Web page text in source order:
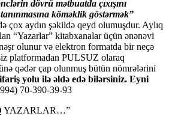
dövrü mәtbuatda çıxışını
kömәklik göstәrmәk”
çox aydın şəkildə qeyd olumuşdur. Aylıq
“Yazarlar” kitabxanalar üçün ənənəvi
olunur və elektron formatda bir neçə
platformadan PULSUZ olaraq
qədər çap olunmuş bütün nömrələrini
yolu ilə əldə edə bilərsiniz. Eyni
70-390-39-93
YAZARLAR…”